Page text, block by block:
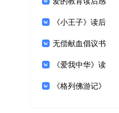
通用15篇《小王子》读后
感集合15篇
无偿献血倡议书
范文6篇《爱我中华》读
后感《格列佛游记》